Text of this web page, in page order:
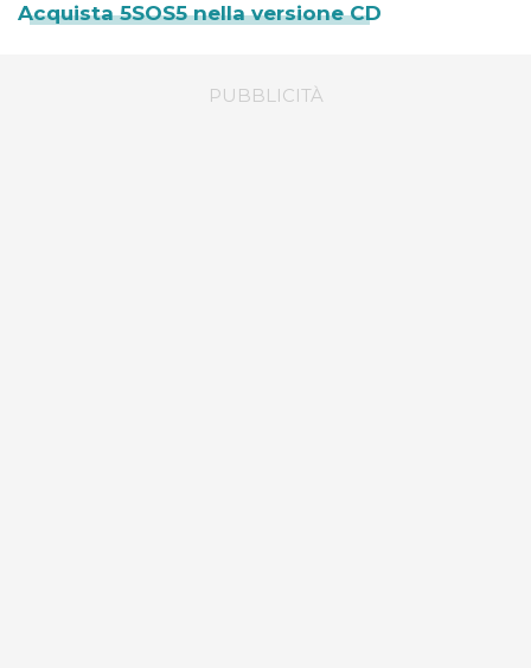
Acquista 5SOS5 nella versione CD